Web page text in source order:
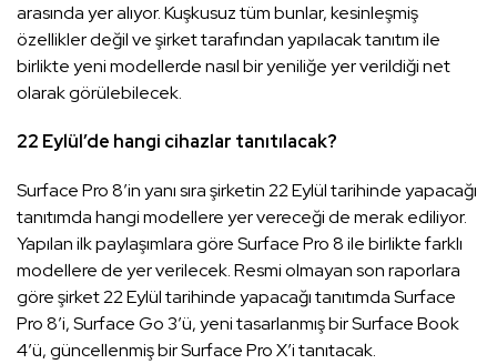
arasında yer alıyor. Kuşkusuz tüm bunlar, kesinleşmiş
özellikler değil ve şirket tarafından yapılacak tanıtım ile
birlikte yeni modellerde nasıl bir yeniliğe yer verildiği net
olarak görülebilecek.
22 Eylül’de hangi cihazlar tanıtılacak?
Surface Pro 8’in yanı sıra şirketin 22 Eylül tarihinde yapacağı
tanıtımda hangi modellere yer vereceği de merak ediliyor.
Yapılan ilk paylaşımlara göre Surface Pro 8 ile birlikte farklı
modellere de yer verilecek. Resmi olmayan son raporlara
göre şirket 22 Eylül tarihinde yapacağı tanıtımda Surface
Pro 8’i, Surface Go 3’ü, yeni tasarlanmış bir Surface Book
4’ü, güncellenmiş bir Surface Pro X’i tanıtacak.